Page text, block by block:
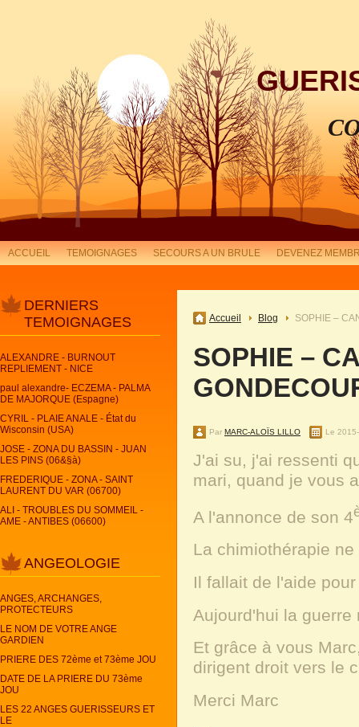
ACCUEIL TEMOIGNAGES SECOURS A UN BRULE DEVENEZ
DERNIERS
TEMOIGNAGES
ALEXANDRE - BURNOUT
REPLIEMENT - NICE
paul alexandre- ECZEMA - PALMA
DE MAJORQUE (Espagne)
CYRIL - PLAIE ANALE - État du
Wisconsin (USA)
JOSE - ZONA DU BASSIN - JUAN
LES PINS (06&§à)
FREDERIQUE - ZONA - SAINT
LAURENT DU VAR (06700)
ALI - TROUBLES DU SOMMEIL -
AME - ANTIBES (06600)
ANGEOLOGIE
ANGES, ARCHANGES,
PROTECTEURS
LE NOM DE VOTRE ANGE
GARDIEN
PRIERE DES 72ème et 73ème JOU
DATE DE LA PRIERE DU 73ème
JOU
LES 22 ANGES GUERISSEURS ET
LE
Accueil Blog SOPHIE –
SOPHIE –
Par MARC-ALOÏS LILLO Le
J'ai su, j'ai ressenti
mari, quand je vous
A l'annonce de son 4
La chimiothérapie
Il fallait de l'aide
Aujourd'hui la
Et grâce à vous
dirigent droit vers le
Merci Marc